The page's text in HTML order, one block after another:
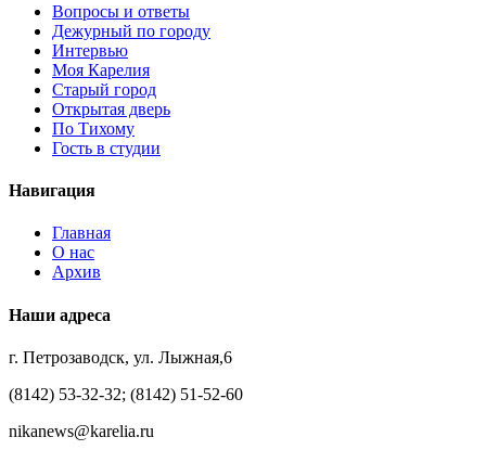
Вопросы и ответы
Дежурный по городу
Интервью
Моя Карелия
Старый город
Открытая дверь
По Тихому
Гость в студии
Навигация
Главная
О нас
Архив
Наши адреса
г. Петрозаводск, ул. Лыжная,6
(8142) 53-32-32; (8142) 51-52-60
nikanews@karelia.ru